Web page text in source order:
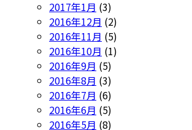
2017年1月 (3)
2016年12月 (2)
2016年11月 (5)
2016年10月 (1)
2016年9月 (5)
2016年8月 (3)
2016年7月 (6)
2016年6月 (5)
2016年5月 (8)